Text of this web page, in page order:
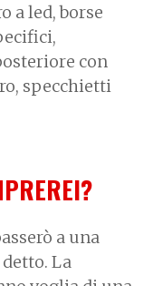
a led, borse
con
specchietti
a una
La